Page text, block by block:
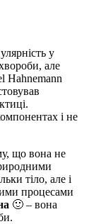
у
але
Hahnemann
і не
що вона не
тіло, але і
процесами
🙂 – вона